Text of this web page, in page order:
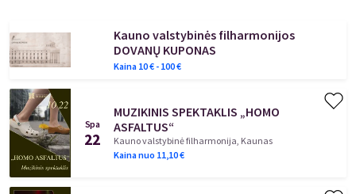
Kauno valstybinės filharmonijos
DOVANŲ KUPONAS
Kaina 10€ - 100€
Spa
22
MUZIKINIS SPEKTAKLIS „HOMO
ASFALTUS“
Kauno valstybinė filharmonija, Kaunas
Kaina nuo 11,10€